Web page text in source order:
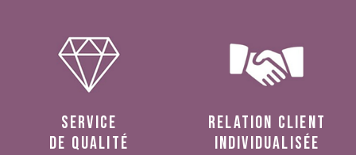
service
de qualité
relation client
individualisée